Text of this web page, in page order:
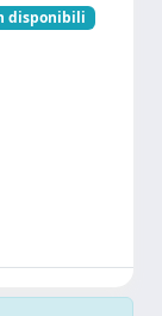
disponibili